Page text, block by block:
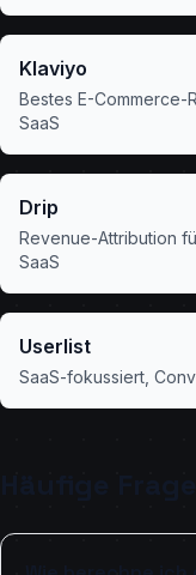
Klaviyo
Bestes E-Commerce-
SaaS
Drip
Revenue-Attribution
SaaS
Userlist
SaaS-fokussiert,